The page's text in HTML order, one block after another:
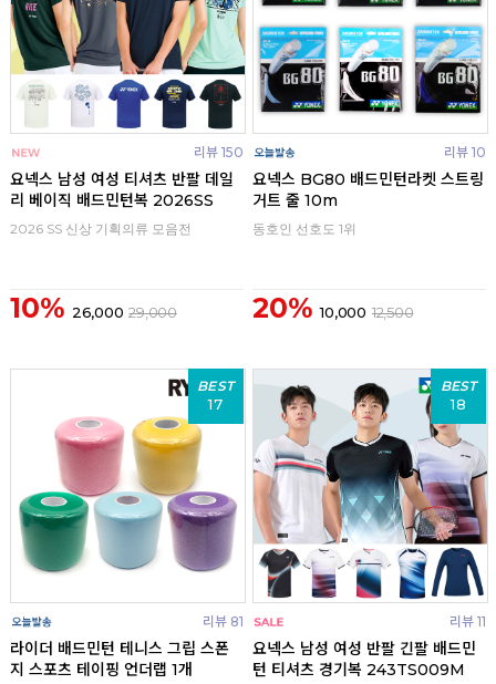
리뷰 150
요넥스 남성 여성 티셔츠 반팔 데일
리 베이직 배드민턴복 2026SS
2026 SS 신상 기획의류 모음전
10% 26,000 29,000
리뷰 10
요넥스 BG80 배드민턴라켓 스트링
거트 줄 10m
동호인 선호도 1위
20% 10,000 12,500
BEST
17
리뷰 81
라이더 배드민턴 테니스 그립 스폰
지 스포츠 테이핑 언더랩 1개
BEST
18
리뷰 11
요넥스 남성 여성 반팔 긴팔 배드민
턴 티셔츠 경기복 243TS009M